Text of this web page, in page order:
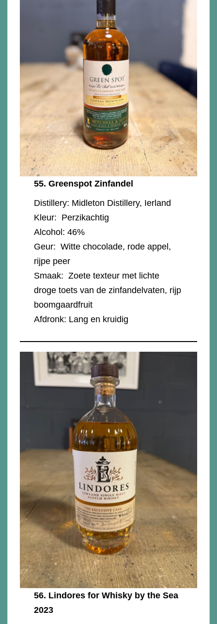
55. Greenspot Zinfandel
Distillery: Midleton Distillery, Ierland
Kleur: Perzikachtig
Alcohol: 46%
Geur: Witte chocolade, rode appel,
rijpe peer
Smaak: Zoete texteur met lichte
droge toets van de zinfandelvaten, rijp
boomgaardfruit
Afdronk: Lang en kruidig
56. Lindores for Whisky by the Sea
2023